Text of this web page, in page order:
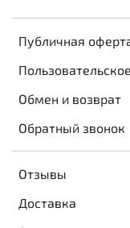
Публичная
Обмен и возврат
Обратный звонок
Отзывы
Доставка